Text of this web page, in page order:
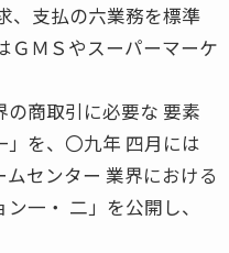
、支払の六業務を標準
ＧＭＳやスーパーマーケ
商取引に必要な 要素
を、〇九年 四月には
センター 業界における
一・ 二」を公開し、